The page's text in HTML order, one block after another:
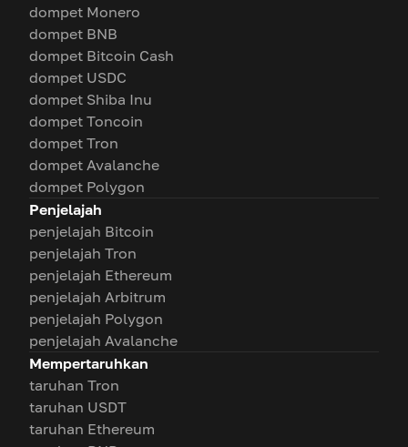
dompet Monero
dompet BNB
dompet Bitcoin Cash
dompet USDC
dompet Shiba Inu
dompet Toncoin
dompet Tron
dompet Avalanche
dompet Polygon
Penjelajah
penjelajah Bitcoin
penjelajah Tron
penjelajah Ethereum
penjelajah Arbitrum
penjelajah Polygon
penjelajah Avalanche
Mempertaruhkan
taruhan Tron
taruhan USDT
taruhan Ethereum